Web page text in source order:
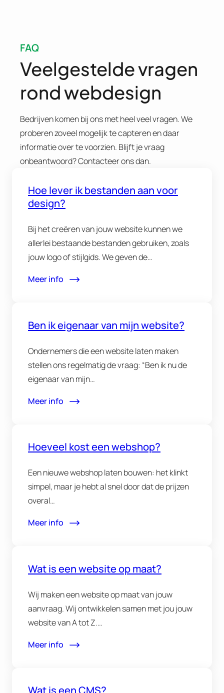
FAQ
Veelgestelde vragen
rond webdesign
Bedrijven komen bij ons met heel veel vragen. We
proberen zoveel mogelijk te capteren en daar
informatie over te voorzien. Blijft je vraag
onbeantwoord? Contacteer ons dan.
Hoe lever ik bestanden aan voor
design?
Bij het creëren van jouw website kunnen we
allerlei bestaande bestanden gebruiken, zoals
jouw logo of stijlgids. We geven de…
Meer info
Ben ik eigenaar van mijn website?
Ondernemers die een website laten maken
stellen ons regelmatig de vraag: “Ben ik nu de
eigenaar van mijn…
Meer info
Hoeveel kost een webshop?
Een nieuwe webshop laten bouwen: het klinkt
simpel, maar je hebt al snel door dat de prijzen
overal…
Meer info
Wat is een website op maat?
Wij maken een website op maat van jouw
aanvraag. Wij ontwikkelen samen met jou jouw
website van A tot Z.…
Meer info